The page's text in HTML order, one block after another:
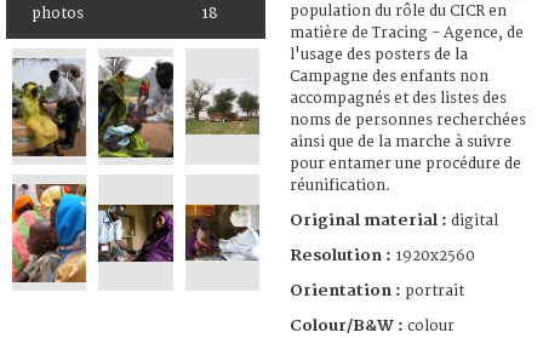
photos 18
population du rôle du CICR en
matière de Tracing - Agence, de
l'usage des posters de la
Campagne des enfants non
accompagnés et des listes des
noms de personnes recherchées
ainsi que de la marche à suivre
pour entamer une procédure de
réunification.
Original material : digital
Resolution : 1920x2560
Orientation : portrait
Colour/B&W : colour